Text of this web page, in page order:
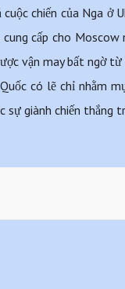
chiến của Nga ở
cấp cho Moscow
vận may bất ngờ
có lẽ chỉ nhằm
giành chiến thắng